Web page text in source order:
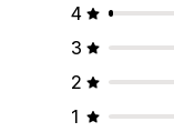
4
3
2
1